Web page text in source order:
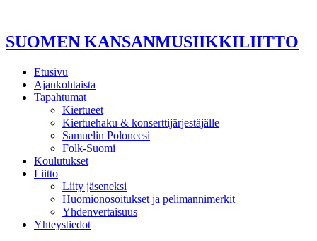
SUOMEN KANSANMUSIIKKILIITTO
Etusivu
Ajankohtaista
Tapahtumat
Kiertueet
Kiertuehaku & konserttijärjestäjälle
Samuelin Poloneesi
Folk-Suomi
Koulutukset
Liitto
Liity jäseneksi
Huomionosoitukset ja pelimannimerkit
Yhdenvertaisuus
Yhteystiedot